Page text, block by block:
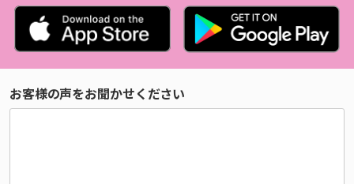
お客様の声をお聞かせください